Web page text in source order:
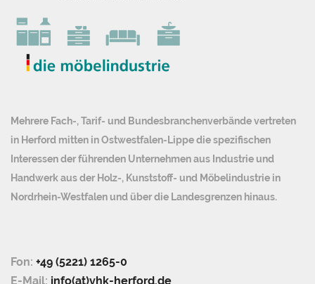
Mehrere Fach-, Tarif- und Bundesbranchenverbände vertreten
in Herford mitten in Ostwestfalen-Lippe die spezifischen
Interessen der führenden Unternehmen aus Industrie und
Handwerk aus der Holz-, Kunststoff- und Möbelindustrie in
Nordrhein-Westfalen und über die Landesgrenzen hinaus.
Fon: +49 (5221) 1265-0
E-Mail: info(at)vhk-herford.de